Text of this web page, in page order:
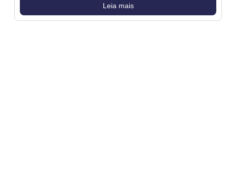
Leia mais